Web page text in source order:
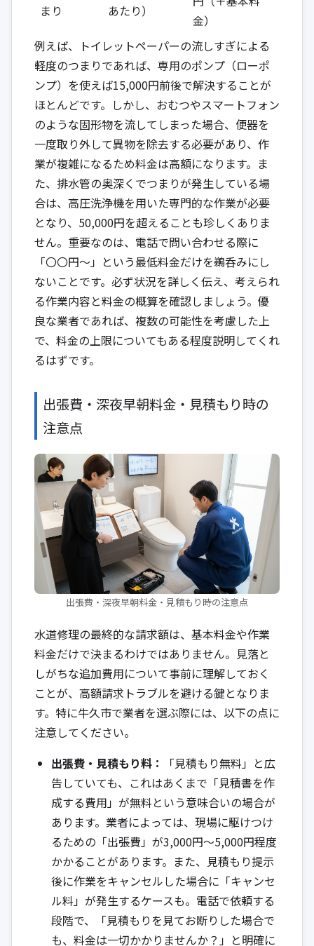
まり
あたり）
金）
例えば、トイレットペーパーの流しすぎによる
軽度のつまりであれば、専用のポンプ（ローポ
ンプ）を使えば15,000円前後で解決することが
ほとんどです。しかし、おむつやスマートフォン
のような固形物を流してしまった場合、便器を
一度取り外して異物を除去する必要があり、作
業が複雑になるため料金は高額になります。ま
た、排水管の奥深くでつまりが発生している場
合は、高圧洗浄機を用いた専門的な作業が必要
となり、50,000円を超えることも珍しくありま
せん。重要なのは、電話で問い合わせる際に
「〇〇円～」という最低料金だけを鵜呑みにし
ないことです。必ず状況を詳しく伝え、考えられ
る作業内容と料金の概算を確認しましょう。優
良な業者であれば、複数の可能性を考慮した上
で、料金の上限についてもある程度説明してくれ
るはずです。
出張費・深夜早朝料金・見積もり時の
注意点
出張費・深夜早朝料金・見積もり時の注意点
水道修理の最終的な請求額は、基本料金や作業
料金だけで決まるわけではありません。見落と
しがちな追加費用について事前に理解しておく
ことが、高額請求トラブルを避ける鍵となりま
す。特に牛久市で業者を選ぶ際には、以下の点に
注意してください。
出張費・見積もり料：
「見積もり無料」と広
告していても、これはあくまで「見積書を作
成する費用」が無料という意味合いの場合が
あります。業者によっては、現場に駆けつけ
るための「出張費」が3,000円～5,000円程度
かかることがあります。また、見積もり提示
後に作業をキャンセルした場合に「キャンセ
ル料」が発生するケースも。電話で依頼する
段階で、「見積もりを見てお断りした場合で
も、料金は一切かかりませんか？」と明確に